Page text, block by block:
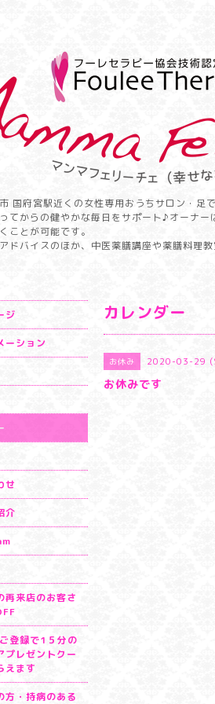
国府宮駅近くの女性専用おうちサロン・足
てからの健やかな毎日をサポート♪オーナ
ことが可能です。
ドバイスのほか、中医薬膳講座や薬膳料理
カレンダー
お休み 2020-03-29
お休みです
ジ
ーション
せ
介
再来店のお客さ
登録で1５分の
プレゼントクー
えます
方・持病のある